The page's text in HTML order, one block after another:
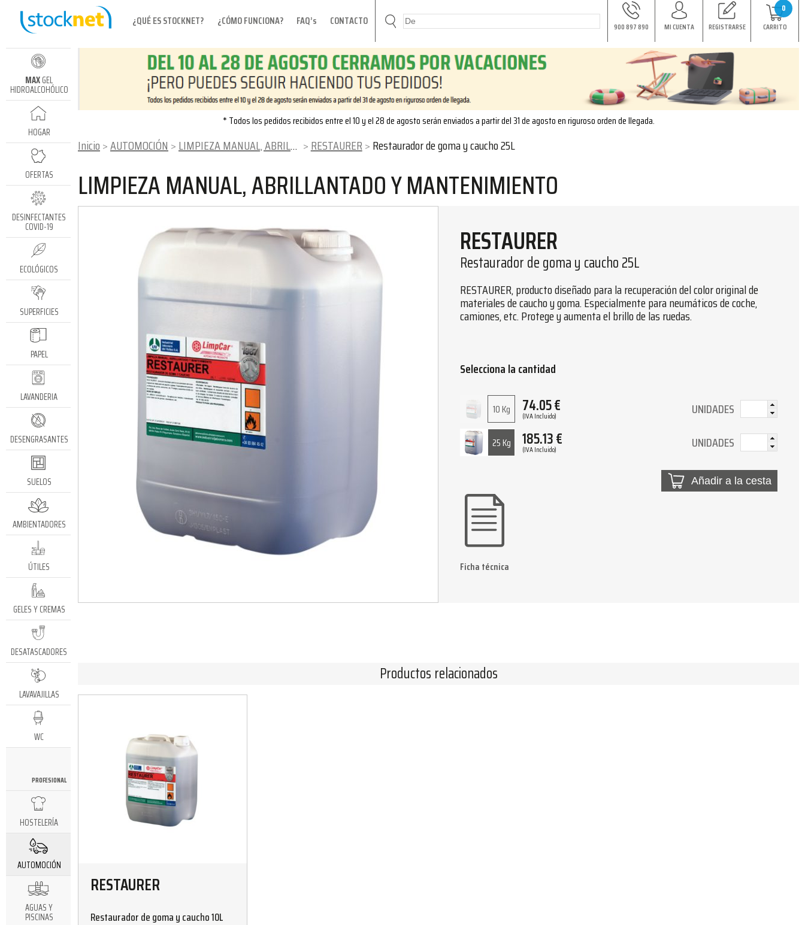
¿QUÉ ES STOCKNET? ¿CÓMO FUNCIONA? FAQ’s CONTACTO 900 897 890 MI CUENTA REGISTRARSE
0
CARRITO
MAXGEL
HIDROALCOHÓLICO
HOGAR
OFERTAS
DESINFECTANTES
COVID-19
ECOLÓGICOS
SUPERFICIES
PAPEL
LAVANDERIA
DESENGRASANTES
SUELOS
AMBIENTADORES
ÚTILES
GELES Y CREMAS
DESATASCADORES
LAVAVAJILLAS
WC
PROFESIONAL
HOSTELERÍA
AUTOMOCIÓN
AGUAS Y
PISCINAS
* Todos los pedidos recibidos entre el 10 y el 28 de agosto serán enviados a partir del 31 de agosto en riguroso orden de llegada.
Inicio AUTOMOCIÓN LIMPIEZA MANUAL, ABRILLANTADO Y MANTENIMIENTO RESTAURER Restaurador de goma y caucho 25L
LIMPIEZA MANUAL, ABRILLANTADO Y MANTENIMIENTO
RESTAURER
Restaurador de goma y caucho 25L
RESTAURER, producto diseñado para la recuperación del color original de
materiales de caucho y goma. Especialmente para neumáticos de coche,
camiones, etc. Protege y aumenta el brillo de las ruedas.
Selecciona la cantidad
10 Kg 74.05€
(IVA Incluido) UNIDADES
25 Kg 185.13€
(IVA Incluido) UNIDADES
Añadir a la cesta
Ficha técnica
Productos relacionados
RESTAURER
Restaurador de goma y caucho 10L